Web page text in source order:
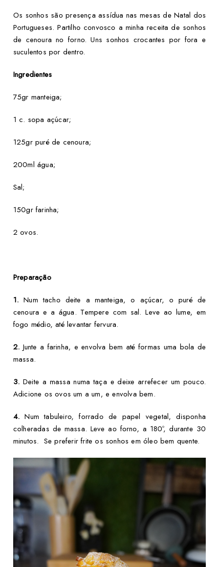
Os sonhos são presença assídua nas mesas de Natal dos
Portugueses. Partilho convosco a minha receita de sonhos
de cenoura no forno. Uns sonhos crocantes por fora e
suculentos por dentro.
Ingredientes
75gr manteiga;
1 c. sopa açúcar;
125gr puré de cenoura;
200ml água;
Sal;
150gr farinha;
2 ovos.
Preparação
1.Num tacho deite a manteiga, o açúcar, o puré de
cenoura e a água. Tempere com sal. Leve ao lume, em
fogo médio, até levantar fervura.
2. Junte a farinha, e envolva bem até formas uma bola de
massa.
3. Deite a massa numa taça e deixe arrefecer um pouco.
Adicione os ovos um a um, e envolva bem.
4.Num tabuleiro, forrado de papel vegetal, disponha
colheradas de massa. Leve ao forno, a 180º, durante 30
minutos. Se preferir frite os sonhos em óleo bem quente.